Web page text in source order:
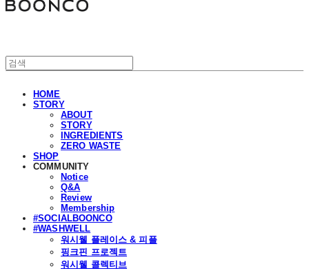
HOME
STORY
ABOUT
STORY
INGREDIENTS
ZERO WASTE
SHOP
COMMUNITY
Notice
Q&A
Review
Membership
#SOCIALBOONCO
#WASHWELL
워시웰 플레이스 & 피플
핑크핀 프로젝트
워시웰 콜렉티브